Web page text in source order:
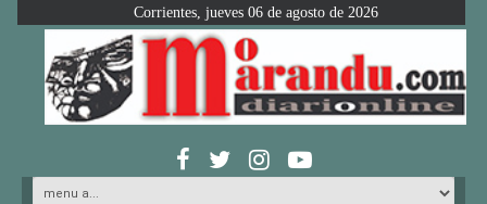
Corrientes, jueves 06 de agosto de 2026